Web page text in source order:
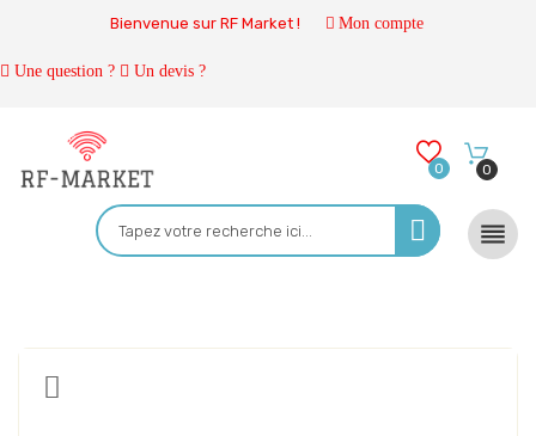
Bienvenue sur RF Market ! Mon compte
Une question ? Un devis ?
0 0
